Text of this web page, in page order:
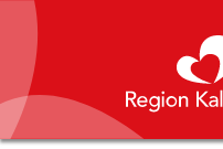
Hoppa till innehåll